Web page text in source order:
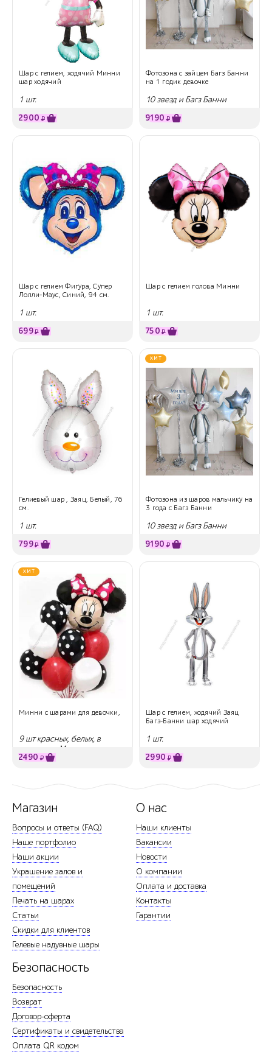
Шар с гелием, ходячий Минни
шар ходячий
1 шт.
2900 ₽
Фотозона с зайцем Багз Банни
на 1 годик девочке
10 звезд и Багз Банни
9190 ₽
Шар с гелием Фигура, Супер
Лолли-Маус, Синий, 94 см.
1 шт.
699₽
Шар с гелием голова Минни
1 шт.
750 ₽
Гелиевый шар , Заяц, Белый, 76
см.
1 шт.
799₽
ХИТ
Фотозона из шаров мальчику на
3 года с Багз Банни
10 звезд и Багз Банни
9190 ₽
ХИТ
Минни с шарами для девочки,
9 шт красных, белых, в
горошек и Минни
2490 ₽
Шар с гелием, ходячий Заяц
Багз-Банни шар ходячий
1 шт.
2990 ₽
Магазин
Вопросы и ответы (FAQ)
Наше портфолио
Наши акции
Украшение залов и
помещений
Печать на шарах
Статьи
Скидки для клиентов
Гелевые надувные шары
О нас
Наши клиенты
Вакансии
Новости
О компании
Оплата и доставка
Контакты
Гарантии
Безопасность
Безопасность
Возврат
Договор-оферта
Сертификаты и свидетельства
Оплата QR кодом